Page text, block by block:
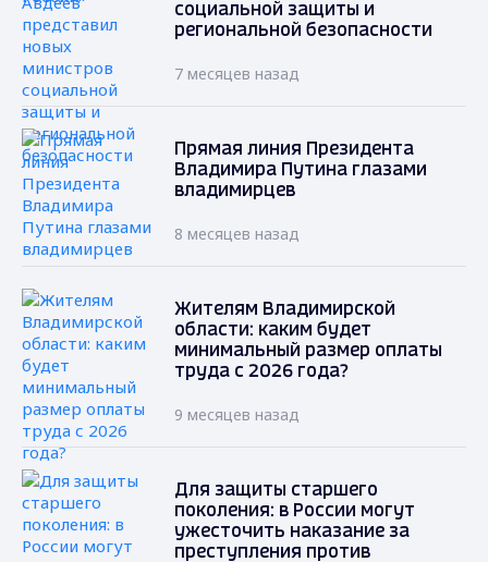
социальной защиты и
региональной безопасности
7 месяцев назад
Прямая линия Президента
Владимира Путина глазами
владимирцев
8 месяцев назад
Жителям Владимирской
области: каким будет
минимальный размер оплаты
труда с 2026 года?
9 месяцев назад
Для защиты старшего
поколения: в России могут
ужесточить наказание за
преступления против